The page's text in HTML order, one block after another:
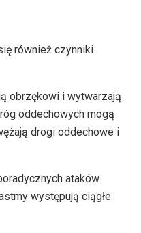
również czynniki
obrzękowi i wytwarzają
oddechowych mogą
drogi oddechowe i
ataków
występują ciągłe